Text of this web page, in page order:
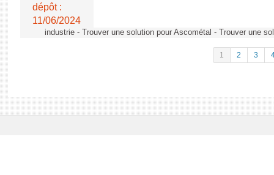
dépôt :
11/06/2024
industrie - Trouver une solution pour Ascométal - Trouver une
1 2 3